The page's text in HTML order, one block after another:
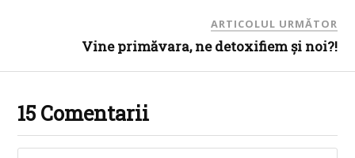
ARTICOLUL URMĂTOR
Vine primăvara, ne detoxifiem şi noi?!
15 Comentarii